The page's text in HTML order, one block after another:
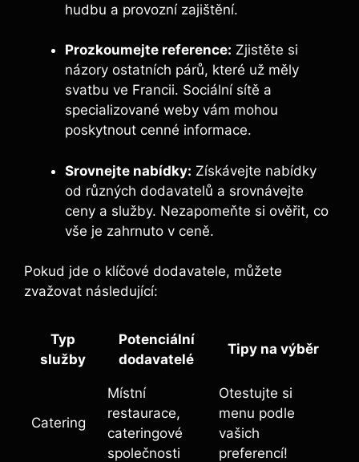
hudbu a provozní zajištění.
Prozkoumejte reference: Zjistěte si
názory ostatních párů, které už měly
svatbu ve Francii. Sociální sítě a
specializované weby vám mohou
poskytnout cenné informace.
Srovnejte nabídky: Získávejte nabídky
od různých dodavatelů a srovnávejte
ceny a služby. Nezapomeňte si ověřit, co
vše je zahrnuto v ceně.
Pokud jde o klíčové dodavatele, můžete
zvažovat následující:
Typ
služby
Potenciální
dodavatelé
Tipy na výběr
Catering
Místní
restaurace,
cateringové
společnosti
Otestujte si
menu podle
vašich
preferencí!